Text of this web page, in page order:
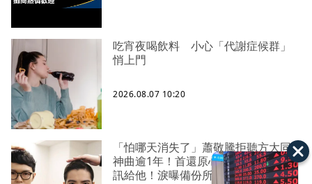
吃宵夜喝飲料 小心「代謝症候群」
悄上門
2026.08.07 10:20
「怕哪天消失了」蕭敬騰拒聽方大同
神曲逾1年！首還原心境 至今仍會傳
訊給他！淚曝備份所有語音